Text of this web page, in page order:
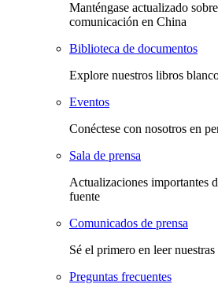
Manténgase actualizado
comunicación en China
Biblioteca de documentos
Explore nuestros libros
Eventos
Conéctese con nosotros en
Sala de prensa
Actualizaciones importantes
fuente
Comunicados de prensa
Sé el primero en leer
Preguntas frecuentes